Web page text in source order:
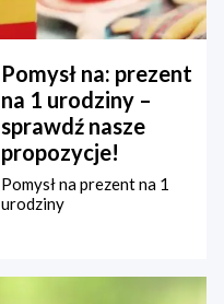
Pomysł na: prezent
na 1 urodziny –
sprawdź nasze
propozycje!
Pomysł na prezent na 1
urodziny